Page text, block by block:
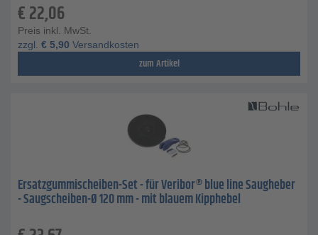
€22,06
Preis inkl. MwSt.
zzgl. € 5,90 Versandkosten
zum Artikel
Ersatzgummischeiben-Set - für Veribor® blue line Saugheber
- Saugscheiben-Ø 120 mm - mit blauem Kipphebel